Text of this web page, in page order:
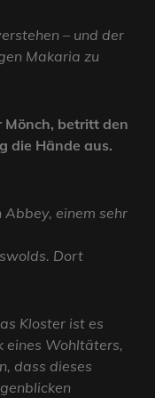
– und der
Makaria zu
Mönch, betritt den
die Hände aus.
einem sehr
Dort
Kloster ist es
eines Wohltäters,
dass dieses